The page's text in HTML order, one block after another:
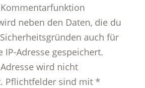
neben den Daten, die du
auch für
IP-Adresse gespeichert.
wird nicht
Pflichtfelder sind mit *